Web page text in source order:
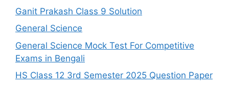
Ganit Prakash Class 9 Solution
General Science
General Science Mock Test For Competitive
Exams in Bengali
HS Class 12 3rd Semester 2025 Question Paper